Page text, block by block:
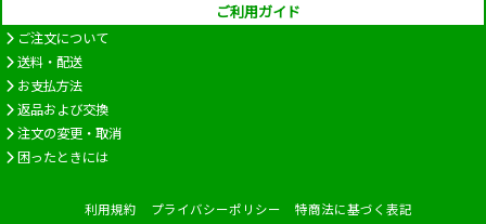
ご利用ガイド
ご注文について
送料・配送
お支払方法
返品および交換
注文の変更・取消
困ったときには
利用規約 プライバシーポリシー 特商法に基づく表記